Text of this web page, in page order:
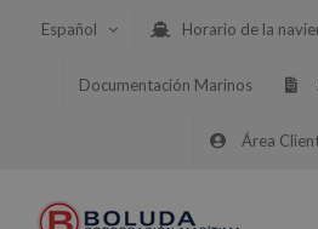
Español Horario de la
Documentación Marinos
Área